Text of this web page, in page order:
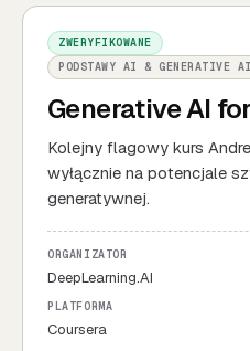
ZWERYFIKOWANE
PODSTAWY AI & GENERATIVE AI
Generative AI
Kolejny flagowy kurs
wyłącznie na potencjale
generatywnej.
ORGANIZATOR
DeepLearning.AI
PLATFORMA
Coursera